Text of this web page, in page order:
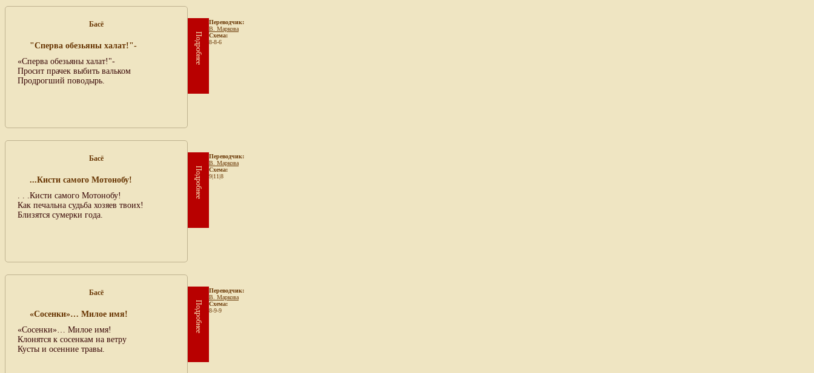
Басё
"Сперва обезьяны халат!"-
«Сперва обезьяны халат!"-
Просит прачек выбить вальком
Продрогший поводырь.
Подробнее
Переводчик:
В. Маркова
Схема:
8-8-6
Басё
...Кисти самого Мотонобу!
. . .Кисти самого Мотонобу!
Как печальна судьба хозяев твоих!
Близятся сумерки года.
Подробнее
Переводчик:
В. Маркова
Схема:
9|11|8
Басё
«Сосенки»… Милое имя!
«Сосенки»… Милое имя!
Клонятся к сосенкам на ветру
Кусты и осенние травы.
Подробнее
Переводчик:
В. Маркова
Схема:
8-9-9